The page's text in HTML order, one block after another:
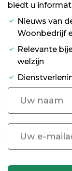
biedt u
Nieuws van
Woonbedrijf
Relevante
welzijn